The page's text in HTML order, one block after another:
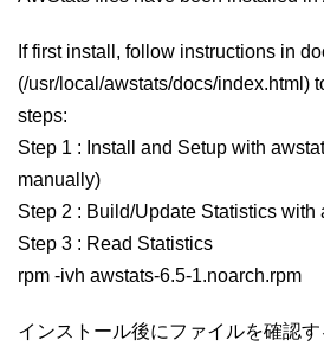
If first install, follow instructions in
(/usr/local/awstats/docs/index.html)
steps:
Step 1 : Install and Setup with
manually)
Step 2 : Build/Update Statistics with
Step 3 : Read Statistics
rpm -ivh awstats-6.5-1.noarch.rpm
インストール後にファイルを確認す